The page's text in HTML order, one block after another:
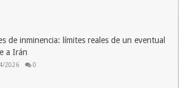
de inminencia: límites reales de un eventual
a Irán
2026 0